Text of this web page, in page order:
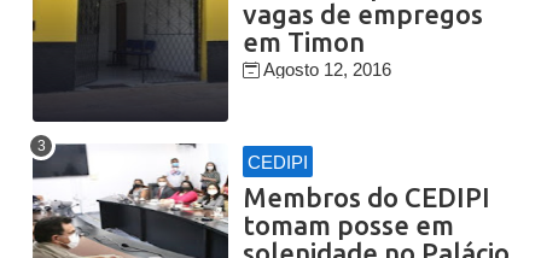
vagas de empregos
em Timon
Agosto 12, 2016
CEDIPI
Membros do CEDIPI
tomam posse em